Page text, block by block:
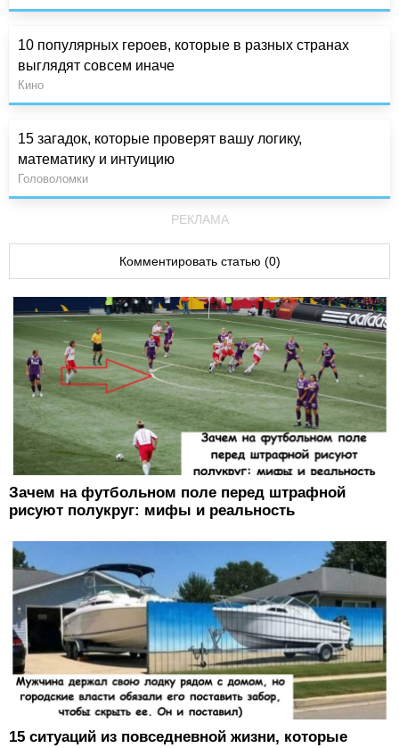
10 популярных героев, которые в разных странах
выглядят совсем иначе
Кино
15 загадок, которые проверят вашу логику,
математику и интуицию
Головоломки
РЕКЛАМА
Комментировать статью (0)
Зачем на футбольном поле перед штрафной
рисуют полукруг: мифы и реальность
15 ситуаций из повседневной жизни, которые